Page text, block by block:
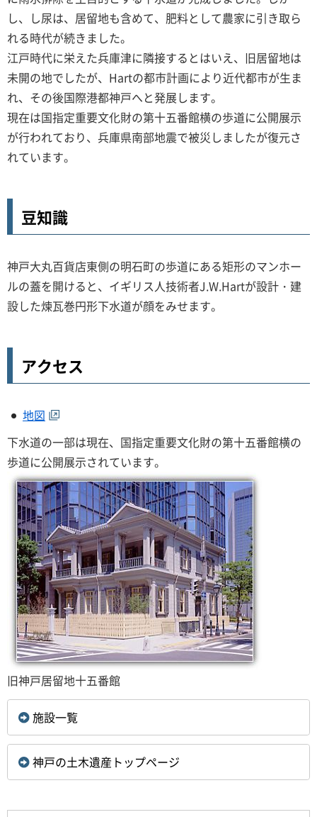
し、し尿は、居留地も含めて、肥料として農家に引き取ら
れる時代が続きました。
江戸時代に栄えた兵庫津に隣接するとはいえ、旧居留地は
未開の地でしたが、Hartの都市計画により近代都市が生ま
れ、その後国際港都神戸へと発展します。
現在は国指定重要文化財の第十五番館横の歩道に公開展示
が行われており、兵庫県南部地震で被災しましたが復元さ
れています。
豆知識
神戸大丸百貨店東側の明石町の歩道にある矩形のマンホー
ルの蓋を開けると、イギリス人技術者J.W.Hartが設計・建
設した煉瓦巻円形下水道が顔をみせます。
アクセス
地図
下水道の一部は現在、国指定重要文化財の第十五番館横の
歩道に公開展示されています。
旧神戸居留地十五番館
施設一覧
神戸の土木遺産トップページ